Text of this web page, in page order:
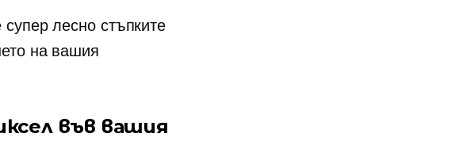
супер лесностъпките
на вашия
във вашия